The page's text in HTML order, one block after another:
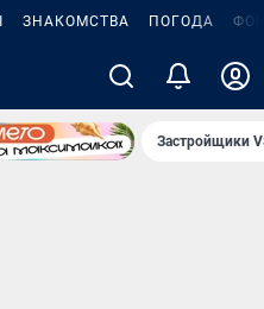
ЗНАКОМСТВА ПОГОДА
Застройщики